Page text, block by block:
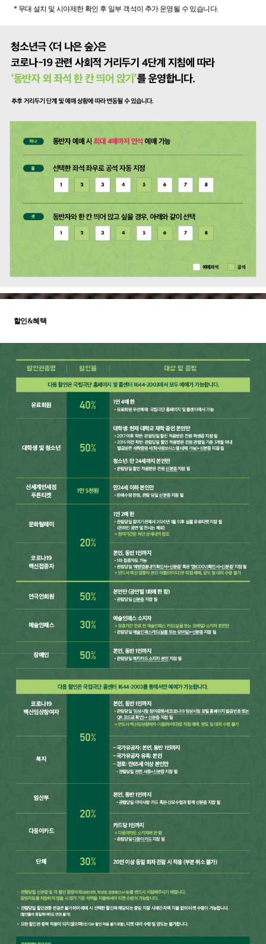
* 무대 설치 및 시야제한 확인 후 일부 객석이 추가 운영될 수 있습니다.
할인&혜택